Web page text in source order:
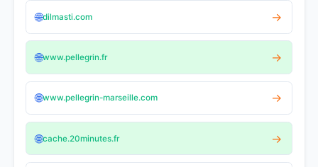
🌐dilmasti.com →
🌐www.pellegrin.fr →
🌐www.pellegrin-marseille.com →
🌐cache.20minutes.fr →